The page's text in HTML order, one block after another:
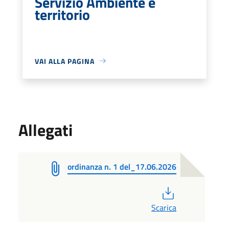
territorio
VAI ALLA PAGINA
Allegati
ordinanza n. 1 del_17.06.2026
Scarica